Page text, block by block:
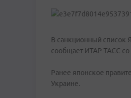
В санкционный список
сообщает ИТАР-ТАСС
Ранее японское
Украине.